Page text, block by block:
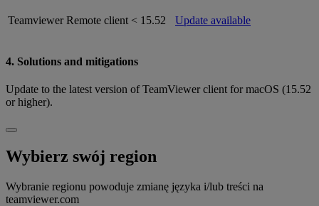
Teamviewer Remote client < 15.52 Update available
4. Solutions and mitigations
Update to the latest version of TeamViewer client for macOS (15.52
or higher).
Wybierz swój region
Wybranie regionu powoduje zmianę języka i/lub treści na
teamviewer.com